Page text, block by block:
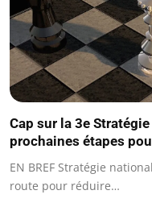
Cap sur la 3e
prochaines étapes
EN BREF Stratégie
route pour réduire…